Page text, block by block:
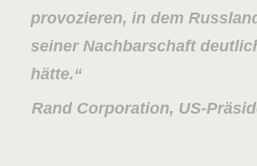
provozieren, in dem
seiner Nachbarschaft
hätte.
Rand Corporation, US-